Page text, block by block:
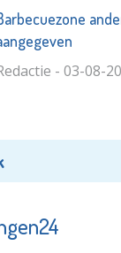
- 03-08-